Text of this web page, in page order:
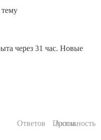
через 31 час. Новые
Ответов Просм.
Активность